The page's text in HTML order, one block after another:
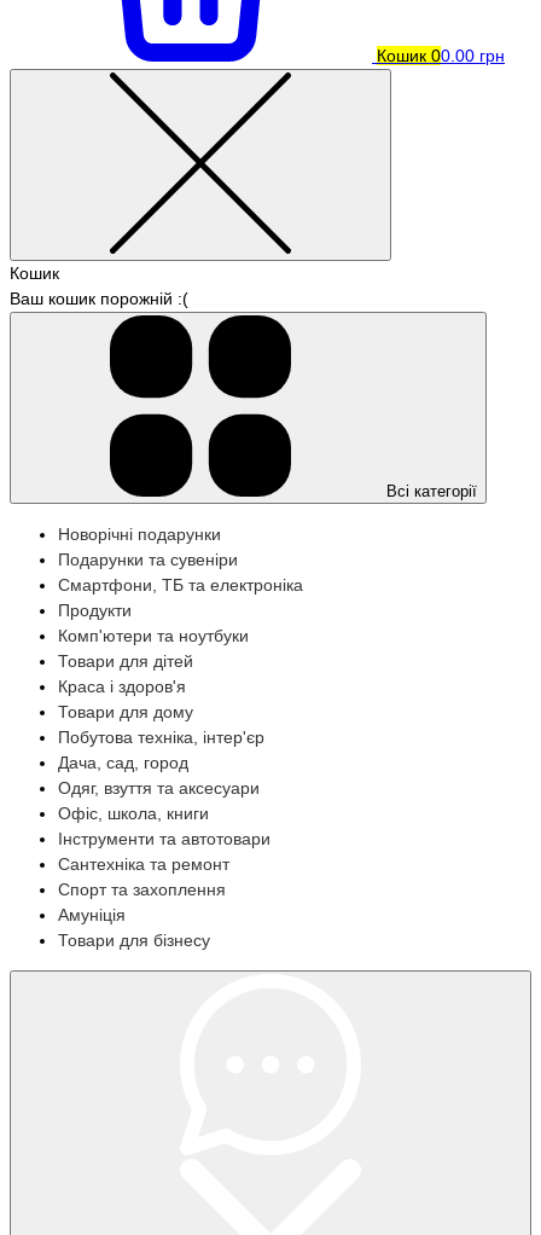
Кошик 00.00 грн
Кошик
Ваш кошик порожній :(
Всі категорії
Новорічні подарунки
Подарунки та сувеніри
Смартфони, ТБ та електроніка
Продукти
Комп'ютери та ноутбуки
Товари для дітей
Краса і здоров'я
Товари для дому
Побутова техніка, інтер'єр
Дача, сад, город
Одяг, взуття та аксесуари
Офіс, школа, книги
Інструменти та автотовари
Сантехніка та ремонт
Спорт та захоплення
Амуніція
Товари для бізнесу